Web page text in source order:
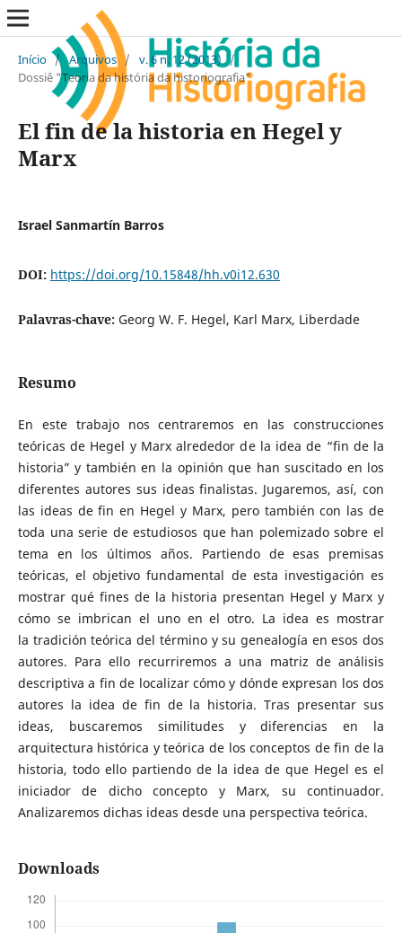
Início / Arquivos / v. 6 n. 12 (2013) /
Dossiê "Teoria da história da historiografia"
El fin de la historia en Hegel y
Marx
Israel Sanmartín Barros
DOI: https://doi.org/10.15848/hh.v0i12.630
Palavras-chave: Georg W. F. Hegel, Karl Marx, Liberdade
Resumo
En este trabajo nos centraremos en las construcciones
teóricas de Hegel y Marx alrededor de la idea de “fin de la
historia” y también en la opinión que han suscitado en los
diferentes autores sus ideas finalistas. Jugaremos, así, con
las ideas de fin en Hegel y Marx, pero también con las de
toda una serie de estudiosos que han polemizado sobre el
tema en los últimos años. Partiendo de esas premisas
teóricas, el objetivo fundamental de esta investigación es
mostrar qué fines de la historia presentan Hegel y Marx y
cómo se imbrican el uno en el otro. La idea es mostrar
la tradición teórica del término y su genealogía en esos dos
autores. Para ello recurriremos a una matriz de análisis
descriptiva a fin de localizar cómo y dónde expresan los dos
autores la idea de fin de la historia. Tras presentar sus
ideas, buscaremos similitudes y diferencias en la
arquitectura histórica y teórica de los conceptos de fin de la
historia, todo ello partiendo de la idea de que Hegel es el
iniciador de dicho concepto y Marx, su continuador.
Analizaremos dichas ideas desde una perspectiva teórica.
Downloads